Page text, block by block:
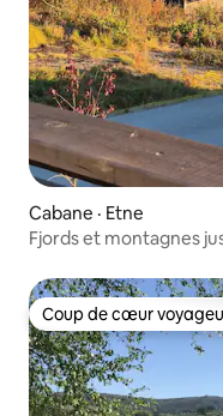
Cabane · Etne
Fjords et montagnes
Coup de cœur
Coup de cœur